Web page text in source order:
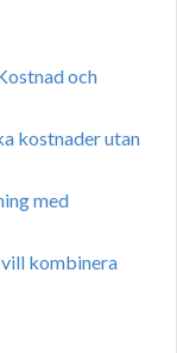
och
kostnader utan
med
kombinera